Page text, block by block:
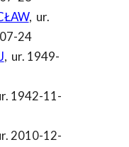
, ur.
24
, ur. 1949-
1942-11-
2010-12-